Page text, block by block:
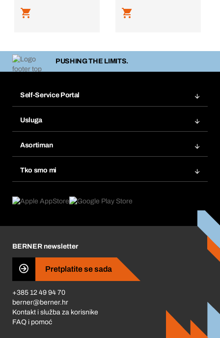
PUSHING THE LIMITS.
Self-Service Portal
Popisi želja
Ponovno naručivanje
Pretplate
Usluga
Tražitelji proizvoda
Asortiman
Tko smo mi
Što nas pokreće
Business Conduct
BERNER newsletter
Pretplatite se sada
+385 12 49 94 70
berner@berner.hr
Kontakt i služba za korisnike
FAQ i pomoć